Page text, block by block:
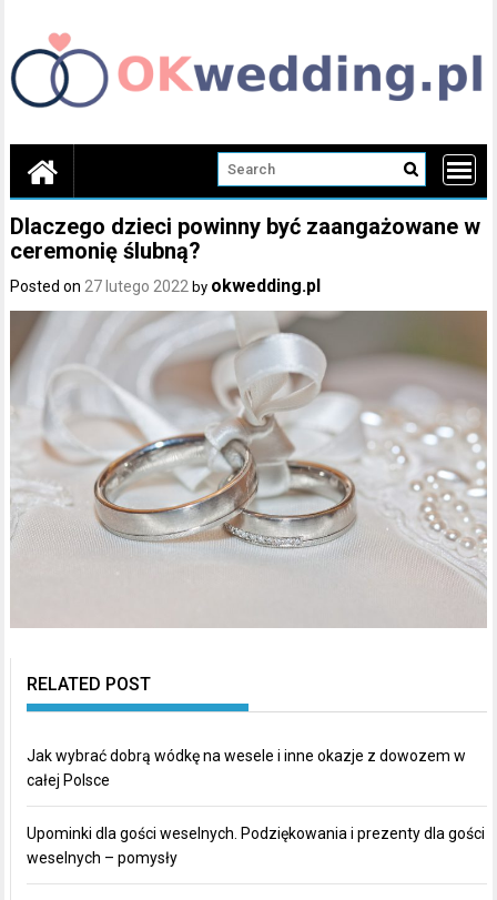
content
Dlaczego dzieci powinny być zaangażowane w
ceremonię ślubną?
Posted on 27 lutego 2022 by okwedding.pl
RELATED POST
Jak wybrać dobrą wódkę na wesele i inne okazje z dowozem w
całej Polsce
Upominki dla gości weselnych. Podziękowania i prezenty dla gości
weselnych – pomysły